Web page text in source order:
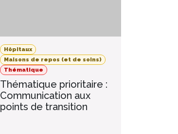
Hôpitaux
Maisons de repos (et de soins)
Thématique
Thématique prioritaire :
Communication aux
points de transition